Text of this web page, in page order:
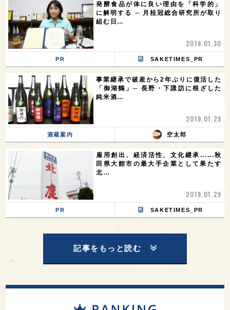
発酵食品が体に良い理由を「科学的」
に解明する ─ 月桂冠総合研究所が取り
組む日…
2019.01.30
PR SAKETIMES_PR
事業継承で破産から2年ぶりに復活した
「御湖鶴」─ 長野・下諏訪に根ざした
純米酒…
2019.01.29
酒蔵案内 空太郎
雇用創出、経済活性、文化継承......秋
田県大館市の最大手企業として果たす
北…
2019.01.29
PR SAKETIMES_PR
記事をもっと読む